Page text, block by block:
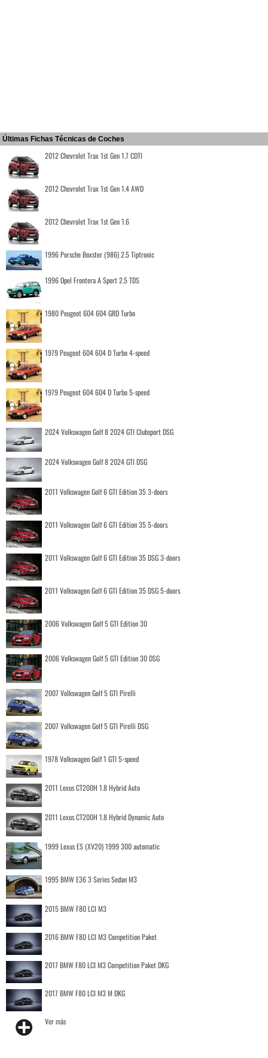
Últimas Fichas Técnicas de Coches
2012 Chevrolet Trax 1st Gen 1.7 CDTI
2012 Chevrolet Trax 1st Gen 1.4 AWD
2012 Chevrolet Trax 1st Gen 1.6
1996 Porsche Boxster (986) 2.5 Tiptronic
1996 Opel Frontera A Sport 2.5 TDS
1980 Peugeot 604 604 GRD Turbo
1979 Peugeot 604 604 D Turbo 4-speed
1979 Peugeot 604 604 D Turbo 5-speed
2024 Volkswagen Golf 8 2024 GTI Clubsport DSG
2024 Volkswagen Golf 8 2024 GTI DSG
2011 Volkswagen Golf 6 GTI Edition 35 3-doors
2011 Volkswagen Golf 6 GTI Edition 35 5-doors
2011 Volkswagen Golf 6 GTI Edition 35 DSG 3-doors
2011 Volkswagen Golf 6 GTI Edition 35 DSG 5-doors
2006 Volkswagen Golf 5 GTI Edition 30
2006 Volkswagen Golf 5 GTI Edition 30 DSG
2007 Volkswagen Golf 5 GTI Pirelli
2007 Volkswagen Golf 5 GTI Pirelli DSG
1978 Volkswagen Golf 1 GTI 5-speed
2011 Lexus CT200H 1.8 Hybrid Auto
2011 Lexus CT200H 1.8 Hybrid Dynamic Auto
1999 Lexus ES (XV20) 1999 300 automatic
1995 BMW E36 3 Series Sedan M3
2015 BMW F80 LCI M3
2016 BMW F80 LCI M3 Competition Paket
2017 BMW F80 LCI M3 Competition Paket DKG
2017 BMW F80 LCI M3 M DKG
Ver más